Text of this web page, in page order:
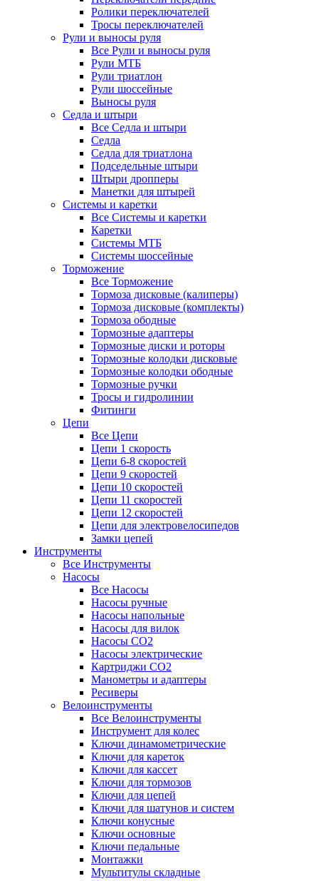
Ролики переключателей
Тросы переключателей
Рули и выносы руля
Все Рули и выносы руля
Рули МТБ
Рули триатлон
Рули шоссейные
Выносы руля
Седла и штыри
Все Седла и штыри
Седла
Седла для триатлона
Подседельные штыри
Штыри дропперы
Манетки для штырей
Системы и каретки
Все Системы и каретки
Каретки
Системы МТБ
Системы шоссейные
Торможение
Все Торможение
Тормоза дисковые (калиперы)
Тормоза дисковые (комплекты)
Тормоза ободные
Тормозные адаптеры
Тормозные диски и роторы
Тормозные колодки дисковые
Тормозные колодки ободные
Тормозные ручки
Тросы и гидролинии
Фитинги
Цепи
Все Цепи
Цепи 1 скорость
Цепи 6-8 скоростей
Цепи 9 скоростей
Цепи 10 скоростей
Цепи 11 скоростей
Цепи 12 скоростей
Цепи для электровелосипедов
Замки цепей
Инструменты
Все Инструменты
Насосы
Все Насосы
Насосы ручные
Насосы напольные
Насосы для вилок
Насосы CO2
Насосы электрические
Картриджи CO2
Манометры и адаптеры
Ресиверы
Велоинструменты
Все Велоинструменты
Инструмент для колес
Ключи динамометрические
Ключи для кареток
Ключи для кассет
Ключи для тормозов
Ключи для цепей
Ключи для шатунов и систем
Ключи конусные
Ключи основные
Ключи педальные
Монтажки
Мультитулы складные